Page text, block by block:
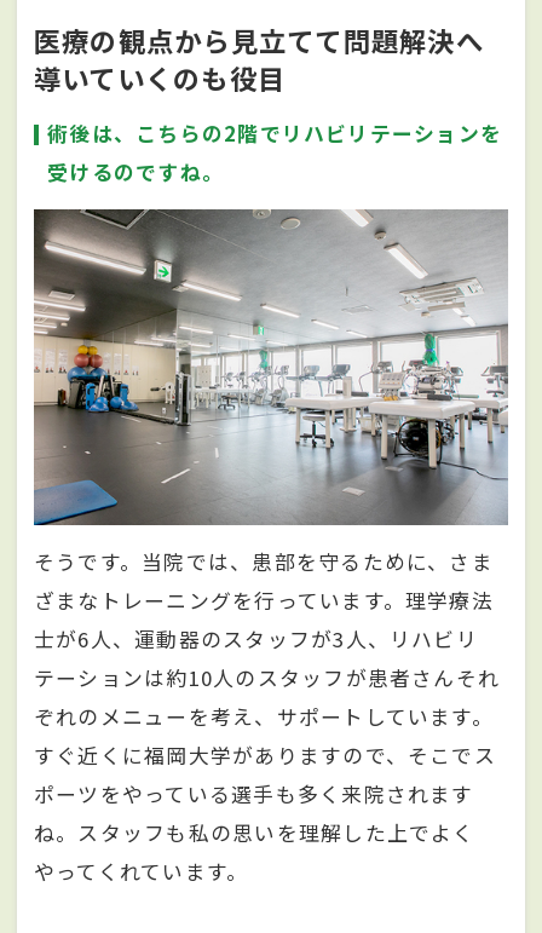
医療の観点から見立てて問題解決へ
導いていくのも役目
術後は、こちらの2階でリハビリテーションを
受けるのですね。
そうです。当院では、患部を守るために、さま
ざまなトレーニングを行っています。理学療法
士が6人、運動器のスタッフが3人、リハビリ
テーションは約10人のスタッフが患者さんそれ
ぞれのメニューを考え、サポートしています。
すぐ近くに福岡大学がありますので、そこでス
ポーツをやっている選手も多く来院されます
ね。スタッフも私の思いを理解した上でよく
やってくれています。